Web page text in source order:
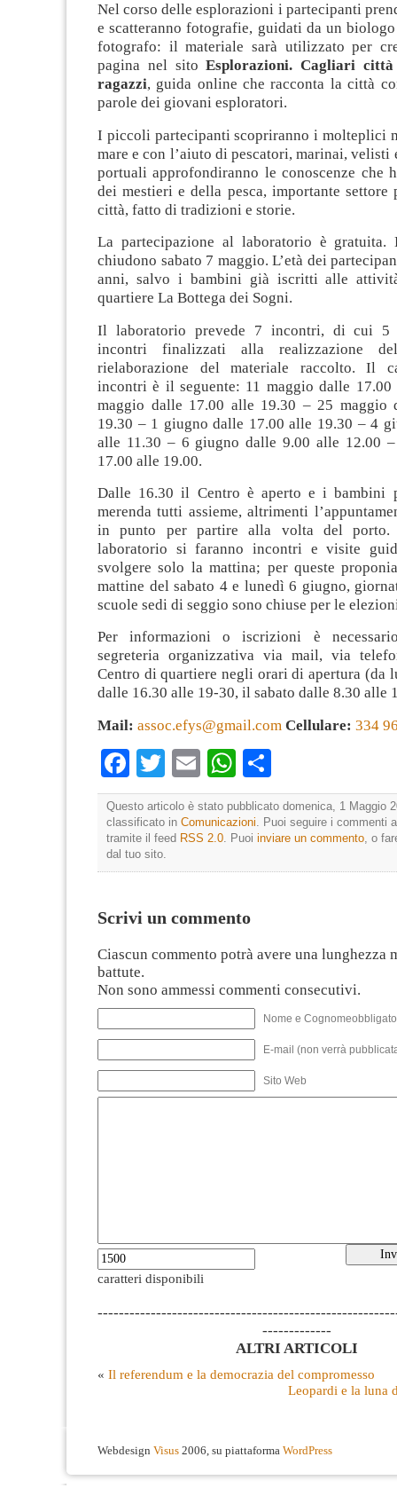
Nel corso delle esplorazioni i partecipanti
e scatteranno fotografie, guidati da un
fotografo: il materiale sarà utilizzato per
pagina nel sitoEsplorazioni. Cagliari
ragazzi, guida online che racconta la città
parole dei giovani esploratori.
I piccoli partecipanti scopriranno i molteplici
mare e con l’aiuto di pescatori, marinai,
portuali approfondiranno le conoscenze che
dei mestieri e della pesca, importante settore
città, fatto di tradizioni e storie.
La partecipazione al laboratorio è
chiudono sabato 7 maggio. L’età dei
anni, salvo i bambini già iscritti alle
quartiere La Bottega dei Sogni.
Il laboratorio prevede 7 incontri, di cui 5
incontri finalizzati alla realizzazione
rielaborazione del materiale raccolto. Il
incontri è il seguente: 11 maggio dalle
maggio dalle 17.00 alle 19.30 – 25 maggio
19.30 – 1 giugno dalle 17.00 alle 19.30 – 4
alle 11.30 – 6 giugno dalle 9.00 alle 12.00
17.00 alle 19.00.
Dalle 16.30 il Centro è aperto e i bambini
merenda tutti assieme, altrimenti
in punto per partire alla volta del porto.
laboratorio si faranno incontri e visite
svolgere solo la mattina; per queste
mattine del sabato 4 e lunedì 6 giugno,
scuole sedi di seggio sono chiuse per le
Per informazioni o iscrizioni è
segreteria organizzativa via mail, via
Centro di quartiere negli orari di apertura (da
dalle 16.30 alle 19-30, il sabato dalle 8.30 alle
Mail: assoc.efys@gmail.com Cellulare: 334
Facebook
TwitterEmailWhatsApp
Questo articolo è stato pubblicato domenica, 1 Maggio
classificato in Comunicazioni . Puoi seguire i commenti
tramite il feed RSS 2.0 . Puoi inviare un commento , o
dal tuo sito.
Scrivi un commento
Ciascun commento potrà avere una lunghezza
battute.
Non sono ammessi commenti consecutivi.
Nome e
E-mail (non verrà
Sito Web
caratteri disponibili
-------------
ALTRI ARTICOLI
« Il referendum e la democrazia del compromesso
Leopardi e la luna
Webdesign Visus 2006, su piattaforma WordPress